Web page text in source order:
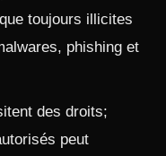
toujours illicites
phishing et
des droits;
peut